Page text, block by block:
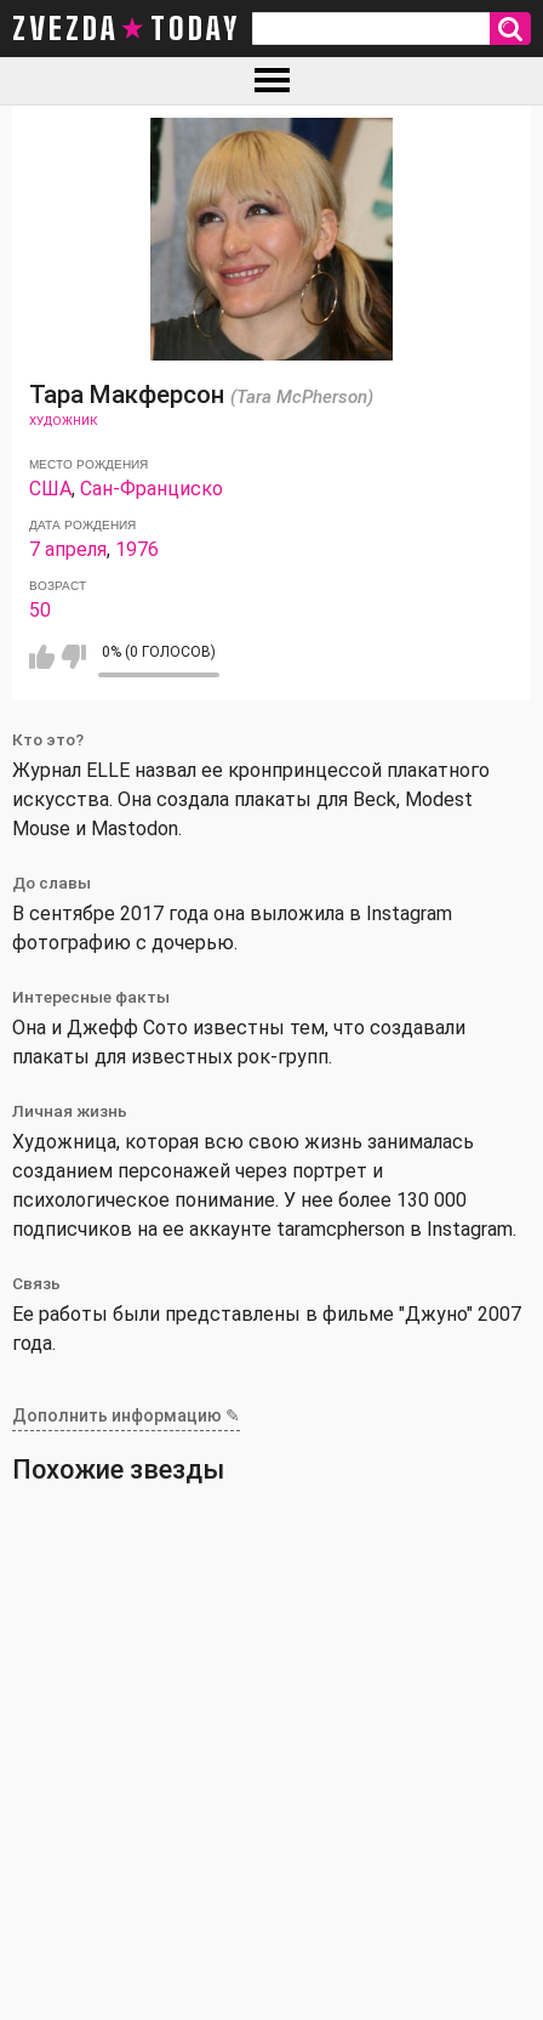
ZVEZDA TODAY
Тара Макферсон (Tara McPherson)
ХУДОЖНИК
МЕСТО РОЖДЕНИЯ
США,Сан-Франциско
ДАТА РОЖДЕНИЯ
7 апреля, 1976
ВОЗРАСТ
50
0% (0 ГОЛОСОВ)
Кто это?
Журнал ELLE назвал ее кронпринцессой плакатного
искусства. Она создала плакаты для Beck, Modest
Mouse и Mastodon.
До славы
В сентябре 2017 года она выложила в Instagram
фотографию с дочерью.
Интересные факты
Она и Джефф Сото известны тем, что создавали
плакаты для известных рок-групп.
Личная жизнь
Художница, которая всю свою жизнь занималась
созданием персонажей через портрет и
психологическое понимание. У нее более 130 000
подписчиков на ее аккаунте taramcpherson в Instagram.
Связь
Ее работы были представлены в фильме "Джуно" 2007
года.
Дополнить информацию ✎
Похожие звезды